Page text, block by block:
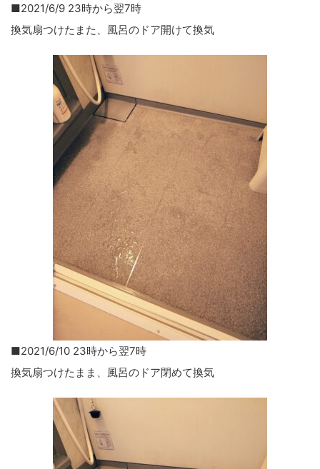
■2021/6/9 23時から翌7時
換気扇つけたまた、風呂のドア開けて換気
■2021/6/10 23時から翌7時
換気扇つけたまま、風呂のドア閉めて換気